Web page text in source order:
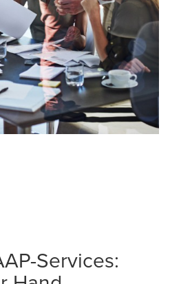
Services: